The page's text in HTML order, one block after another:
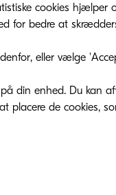
cookies hjælper
for bedre at
eller vælge
din enhed. Du kan
placere de cookies,